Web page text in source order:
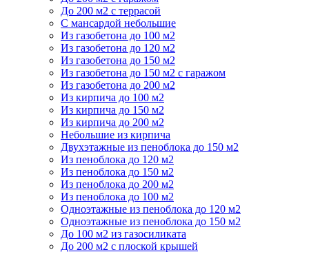
До 200 м2 с террасой
С мансардой небольшие
Из газобетона до 100 м2
Из газобетона до 120 м2
Из газобетона до 150 м2
Из газобетона до 150 м2 с гаражом
Из газобетона до 200 м2
Из кирпича до 100 м2
Из кирпича до 150 м2
Из кирпича до 200 м2
Небольшие из кирпича
Двухэтажные из пеноблока до 150 м2
Из пеноблока до 120 м2
Из пеноблока до 150 м2
Из пеноблока до 200 м2
Из пеноблока до 100 м2
Одноэтажные из пеноблока до 120 м2
Одноэтажные из пеноблока до 150 м2
До 100 м2 из газосиликата
До 200 м2 с плоской крышей